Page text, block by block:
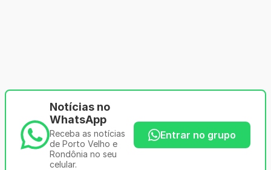
Notícias no
WhatsApp
Receba as notícias
de Porto Velho e
Rondônia no seu
celular.
Entrar no grupo